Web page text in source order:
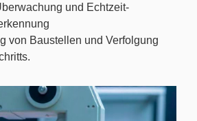
und Echtzeit-
von Baustellen und Verfolgung